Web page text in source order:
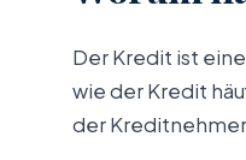
Der Kredit ist
wie der Kredit
der